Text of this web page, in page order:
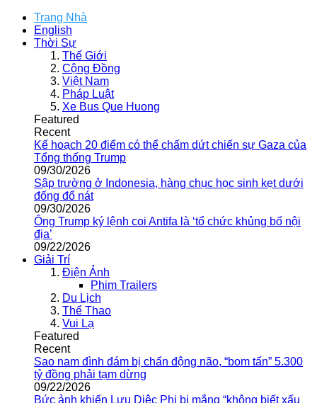
Trang Nhà
English
Thời Sự
Thế Giới
Cộng Đồng
Việt Nam
Pháp Luật
Xe Bus Que Huong
Featured
Recent
Kế hoạch 20 điểm có thể chấm dứt chiến sự Gaza của
Tổng thống Trump
09/30/2026
Sập trường ở Indonesia, hàng chục học sinh kẹt dưới
đống đổ nát
09/30/2026
Ông Trump ký lệnh coi Antifa là ‘tổ chức khủng bố nội
địa’
09/22/2026
Giải Trí
Điện Ảnh
Phim Trailers
Du Lịch
Thể Thao
Vui Lạ
Featured
Recent
Sao nam đình đám bị chấn động não, “bom tấn” 5.300
tỷ đồng phải tạm dừng
09/22/2026
Bức ảnh khiến Lưu Diệc Phi bị mắng “không biết xấu